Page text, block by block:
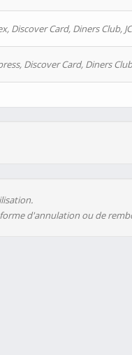
Discover Card, Diners Club,
Discover Card, Diners
d'annulation ou de